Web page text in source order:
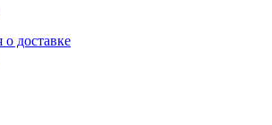
доставке